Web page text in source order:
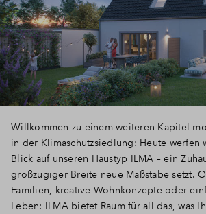
Willkommen zu einem weiteren Kapitel
in der Klimaschutzsiedlung: Heute werfen
Blick auf unseren Haustyp ILMA – ein
großzügiger Breite neue Maßstäbe setzt.
Familien, kreative Wohnkonzepte oder
Leben: ILMA bietet Raum für all das, was